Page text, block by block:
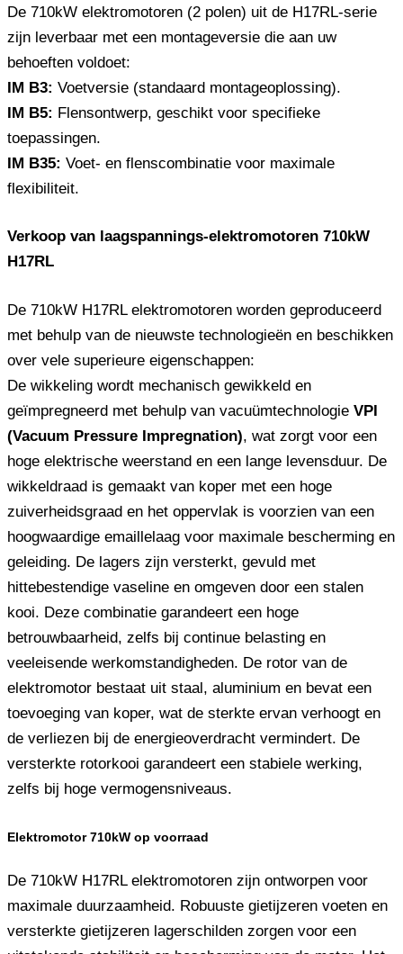
De 710kW elektromotoren (2 polen) uit de H17RL-serie
zijn leverbaar met een montageversie die aan uw
behoeften voldoet:
IM B3: Voetversie (standaard montageoplossing).
IM B5: Flensontwerp, geschikt voor specifieke
toepassingen.
IM B35: Voet- en flenscombinatie voor maximale
flexibiliteit.
Verkoop van laagspannings-elektromotoren 710kW
H17RL
De 710kW H17RL elektromotoren worden geproduceerd
met behulp van de nieuwste technologieën en beschikken
over vele superieure eigenschappen:
De wikkeling wordt mechanisch gewikkeld en
geïmpregneerd met behulp van vacuümtechnologie VPI
(Vacuum Pressure Impregnation), wat zorgt voor een
hoge elektrische weerstand en een lange levensduur. De
wikkeldraad is gemaakt van koper met een hoge
zuiverheidsgraad en het oppervlak is voorzien van een
hoogwaardige emaillelaag voor maximale bescherming en
geleiding. De lagers zijn versterkt, gevuld met
hittebestendige vaseline en omgeven door een stalen
kooi. Deze combinatie garandeert een hoge
betrouwbaarheid, zelfs bij continue belasting en
veeleisende werkomstandigheden. De rotor van de
elektromotor bestaat uit staal, aluminium en bevat een
toevoeging van koper, wat de sterkte ervan verhoogt en
de verliezen bij de energieoverdracht vermindert. De
versterkte rotorkooi garandeert een stabiele werking,
zelfs bij hoge vermogensniveaus.
Elektromotor 710kW op voorraad
De 710kW H17RL elektromotoren zijn ontworpen voor
maximale duurzaamheid. Robuuste gietijzeren voeten en
versterkte gietijzeren lagerschilden zorgen voor een